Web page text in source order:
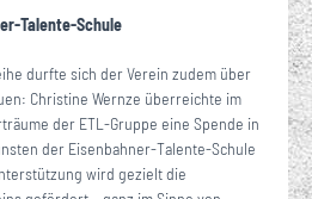
Talente-Schule
durfte sich der Verein zudem über
Christine Wernze überreichte im
der ETL-Gruppe eine Spende in
der Eisenbahner-Talente-Schule
wird gezielt die